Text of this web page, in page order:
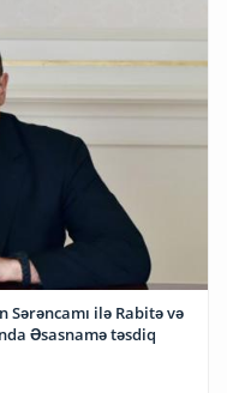
Sərəncamı ilə Rabitə və
Əsasnamə təsdiq